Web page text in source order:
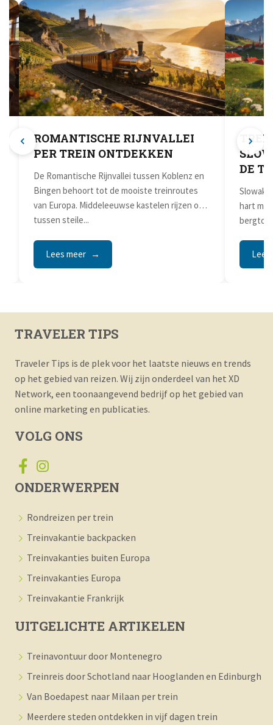
ROMANTISCHE RIJNVALLEI
PER TREIN ONTDEKKEN
De Romantische Rijnvallei tussen Koblenz en
Bingen behoort tot de mooiste treinroutes
van Europa. Middeleeuwse kastelen rijzen op
tussen steile...
Lees meer
DE
hart
Lees
TRAVELER TIPS
Traveler Tips is de plek voor het laatste nieuws en trends
op het gebied van reizen. Wij zijn onderdeel van het XD
Network, een toonaangevend bedrijf op het gebied van
online marketing en publicaties.
VOLG ONS
ONDERWERPEN
Rondreizen per trein
Treinvakantie backpacken
Treinvakanties buiten Europa
Treinvakanties Europa
Treinvakantie Frankrijk
UITGELICHTE ARTIKELEN
Treinavontuur door Montenegro
Treinreis door Schotland naar Hooglanden en Edinburgh
Van Boedapest naar Milaan per trein
Meerdere steden ontdekken in vijf dagen trein